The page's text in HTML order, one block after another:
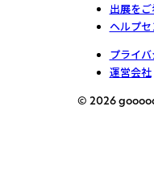
出展を
ヘルプセ
プライ
運営会社
© 2026